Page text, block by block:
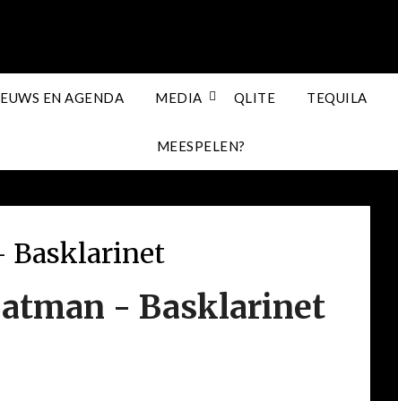
EN AGENDA MEDIA QLITE TEQUILA
MEESPELEN?
Basklarinet
- Basklarinet